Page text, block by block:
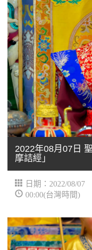
2022年08月07日
摩詰經」
日期：2022/08/07
00:00(台灣時間)